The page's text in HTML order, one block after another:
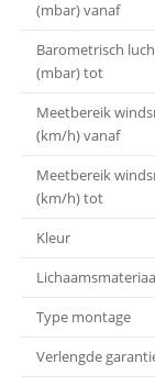
(mbar) vanaf
Barometrisch
(mbar) tot
Meetbereik
(km/h) vanaf
Meetbereik
(km/h) tot
Kleur
Type montage
Verlengde